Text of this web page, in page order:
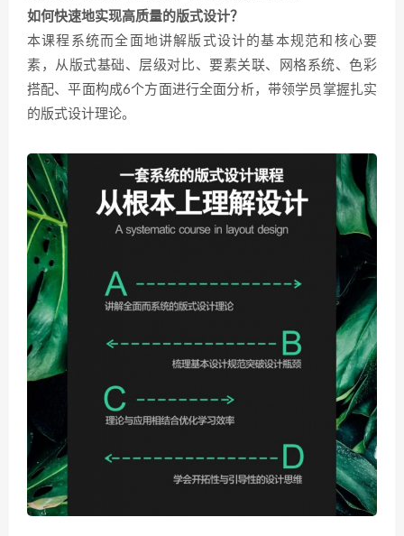
如何快速地实现高质量的版式设计？
本课程系统而全面地讲解版式设计的基本规范和核心要
素，从版式基础、层级对比、要素关联、网格系统、色彩
搭配、平面构成6个方面进行全面分析，带领学员掌握扎实
的版式设计理论。